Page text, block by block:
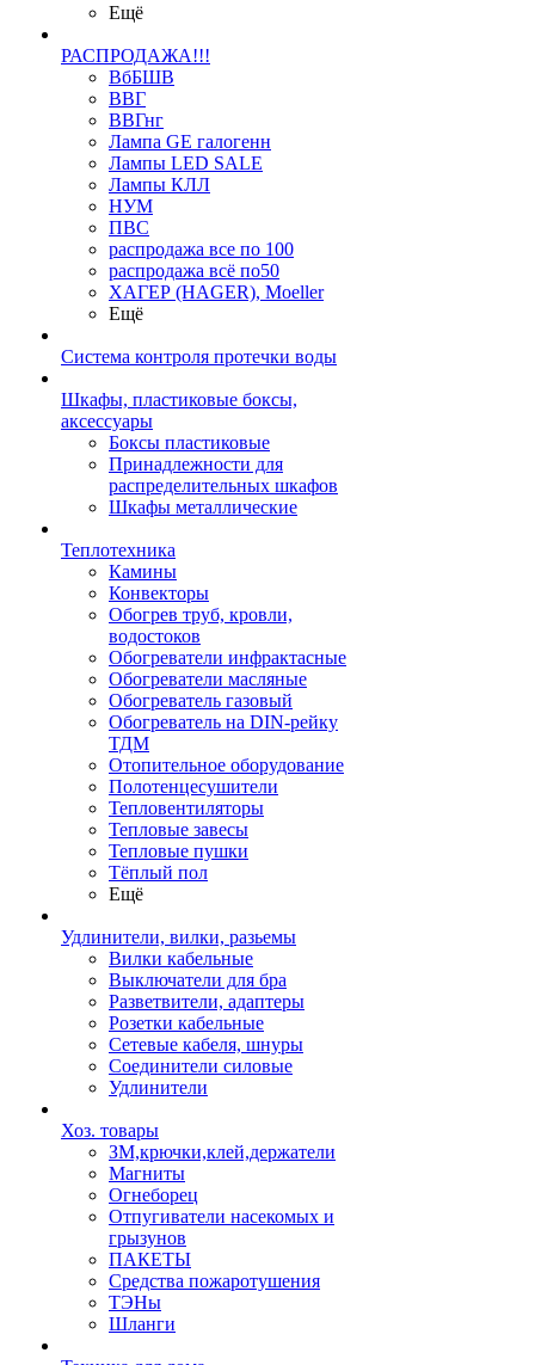
Ещё
РАСПРОДАЖА!!!
ВбБШВ
ВВГ
ВВГнг
Лампа GE галогенн
Лампы LED SALE
Лампы КЛЛ
НУМ
ПВС
распродажа все по 100
распродажа всё по50
ХАГЕР (HAGER), Moeller
Ещё
Система контроля протечки воды
Шкафы, пластиковые боксы,
аксессуары
Боксы пластиковые
Принадлежности для
распределительных шкафов
Шкафы металлические
Теплотехника
Камины
Конвекторы
Обогрев труб, кровли,
водостоков
Обогреватели инфрактасные
Обогреватели масляные
Обогреватель газовый
Обогреватель на DIN-рейку
ТДМ
Отопительное оборудование
Полотенцесушители
Тепловентиляторы
Тепловые завесы
Тепловые пушки
Тёплый пол
Ещё
Удлинители, вилки, разьемы
Вилки кабельные
Выключатели для бра
Разветвители, адаптеры
Розетки кабельные
Сетевые кабеля, шнуры
Соединители силовые
Удлинители
Хоз. товары
ЗМ,крючки,клей,держатели
Магниты
Огнеборец
Отпугиватели насекомых и
грызунов
ПАКЕТЫ
Средства пожаротушения
ТЭНы
Шланги